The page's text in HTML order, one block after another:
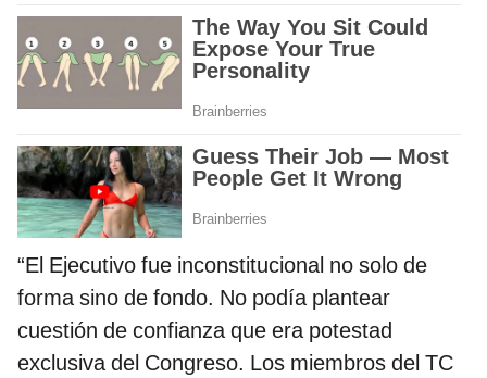
“El Ejecutivo fue inconstitucional no solo de
forma sino de fondo. No podía plantear
cuestión de confianza que era potestad
exclusiva del Congreso. Los miembros del TC